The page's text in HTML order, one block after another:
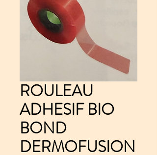
ROULEAU
ADHESIF BIO
BOND
DERMOFUSION